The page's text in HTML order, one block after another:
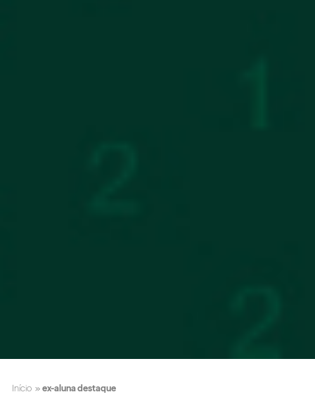
Início » ex-aluna destaque